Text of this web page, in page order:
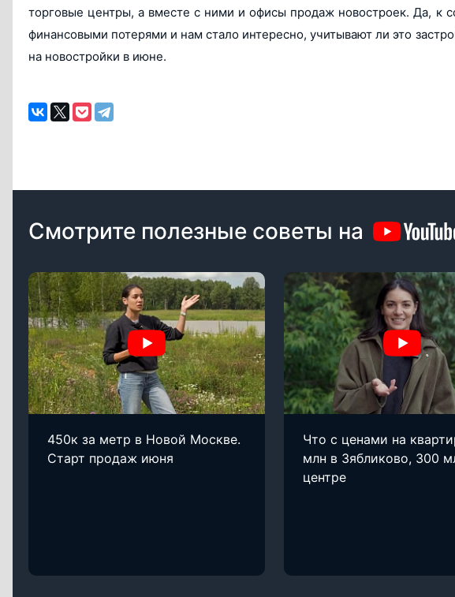
торговые центры, а вместе с ними и офисы продаж новостроек. Да, к
финансовыми потерями и нам стало интересно, учитывают ли это
на новостройки в июне.
Смотрите полезные советы на
450к за метр в Новой Москве.
Старт продаж июня
Что с ценами на
млн в Зябликово, 300
центре